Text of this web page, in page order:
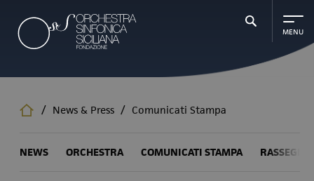
contenuto
principale
/ News & Press / Comunicati Stampa
NEWS ORCHESTRA COMUNICATI STAMPA